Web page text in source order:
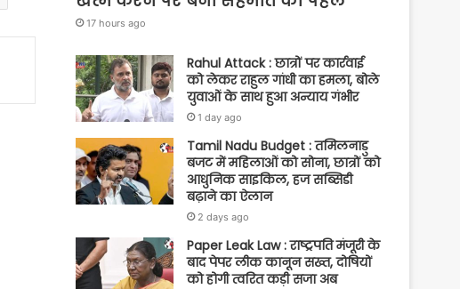
17 hours ago
Rahul Attack : छात्रों पर कार्रवाई
को लेकर राहुल गांधी का हमला, बोले
युवाओं के साथ हुआ अन्याय गंभीर
1 day ago
Tamil Nadu Budget : तमिलनाडु
बजट में महिलाओं को सोना, छात्रों को
आधुनिक साइकिल, हज सब्सिडी
बढ़ाने का ऐलान
2 days ago
Paper Leak Law : राष्ट्रपति मंजूरी के
बाद पेपर लीक कानून सख्त, दोषियों
को होगी त्वरित कड़ी सजा अब